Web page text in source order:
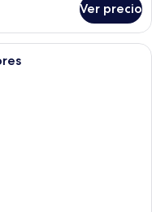
Ver precio
de hotel con cama,